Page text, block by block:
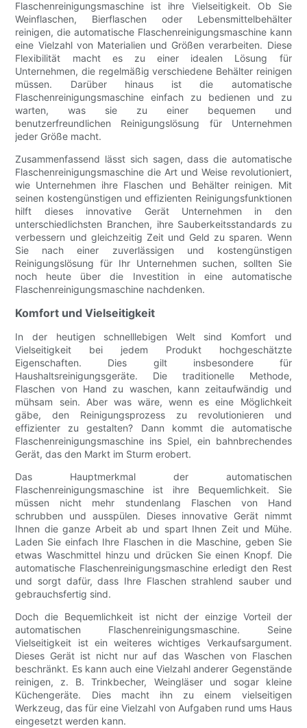
Flaschenreinigungsmaschine ist ihre Vielseitigkeit. Ob Sie
Weinflaschen, Bierflaschen oder Lebensmittelbehälter
reinigen, die automatische Flaschenreinigungsmaschine kann
eine Vielzahl von Materialien und Größen verarbeiten. Diese
Flexibilität macht es zu einer idealen Lösung für
Unternehmen, die regelmäßig verschiedene Behälter reinigen
müssen. Darüber hinaus ist die automatische
Flaschenreinigungsmaschine einfach zu bedienen und zu
warten, was sie zu einer bequemen und
benutzerfreundlichen Reinigungslösung für Unternehmen
jeder Größe macht.
Zusammenfassend lässt sich sagen, dass die automatische
Flaschenreinigungsmaschine die Art und Weise revolutioniert,
wie Unternehmen ihre Flaschen und Behälter reinigen. Mit
seinen kostengünstigen und effizienten Reinigungsfunktionen
hilft dieses innovative Gerät Unternehmen in den
unterschiedlichsten Branchen, ihre Sauberkeitsstandards zu
verbessern und gleichzeitig Zeit und Geld zu sparen. Wenn
Sie nach einer zuverlässigen und kostengünstigen
Reinigungslösung für Ihr Unternehmen suchen, sollten Sie
noch heute über die Investition in eine automatische
Flaschenreinigungsmaschine nachdenken.
Komfort und Vielseitigkeit
In der heutigen schnelllebigen Welt sind Komfort und
Vielseitigkeit bei jedem Produkt hochgeschätzte
Eigenschaften. Dies gilt insbesondere für
Haushaltsreinigungsgeräte. Die traditionelle Methode,
Flaschen von Hand zu waschen, kann zeitaufwändig und
mühsam sein. Aber was wäre, wenn es eine Möglichkeit
gäbe, den Reinigungsprozess zu revolutionieren und
effizienter zu gestalten? Dann kommt die automatische
Flaschenreinigungsmaschine ins Spiel, ein bahnbrechendes
Gerät, das den Markt im Sturm erobert.
Das Hauptmerkmal der automatischen
Flaschenreinigungsmaschine ist ihre Bequemlichkeit. Sie
müssen nicht mehr stundenlang Flaschen von Hand
schrubben und ausspülen. Dieses innovative Gerät nimmt
Ihnen die ganze Arbeit ab und spart Ihnen Zeit und Mühe.
Laden Sie einfach Ihre Flaschen in die Maschine, geben Sie
etwas Waschmittel hinzu und drücken Sie einen Knopf. Die
automatische Flaschenreinigungsmaschine erledigt den Rest
und sorgt dafür, dass Ihre Flaschen strahlend sauber und
gebrauchsfertig sind.
Doch die Bequemlichkeit ist nicht der einzige Vorteil der
automatischen Flaschenreinigungsmaschine. Seine
Vielseitigkeit ist ein weiteres wichtiges Verkaufsargument.
Dieses Gerät ist nicht nur auf das Waschen von Flaschen
beschränkt. Es kann auch eine Vielzahl anderer Gegenstände
reinigen, z. B. Trinkbecher, Weingläser und sogar kleine
Küchengeräte. Dies macht ihn zu einem vielseitigen
Werkzeug, das für eine Vielzahl von Aufgaben rund ums Haus
eingesetzt werden kann.